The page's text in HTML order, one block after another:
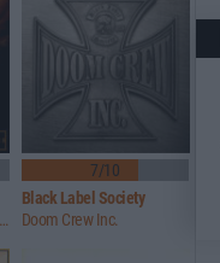
Spooky Sextravaganza Spectacular
7/10
Black Label Society
Doom Crew Inc.